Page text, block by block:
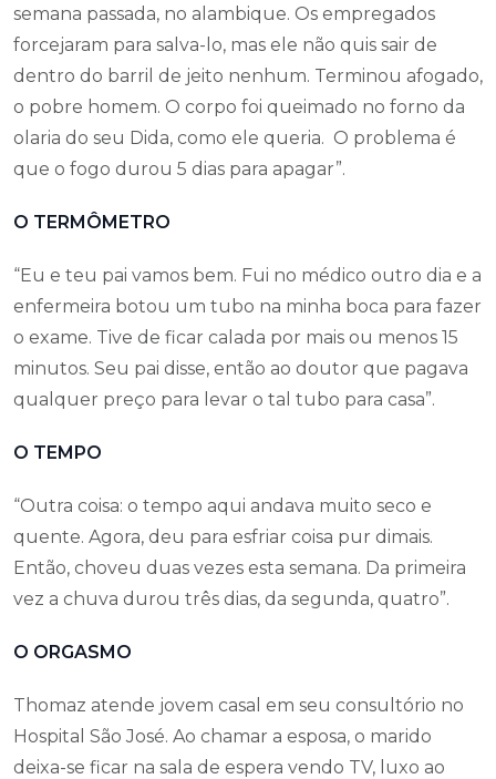
semana passada, no alambique. Os empregados
forcejaram para salva-lo, mas ele não quis sair de
dentro do barril de jeito nenhum. Terminou afogado,
o pobre homem. O corpo foi queimado no forno da
olaria do seu Dida, como ele queria. O problema é
que o fogo durou 5 dias para apagar”.
O TERMÔMETRO
“Eu e teu pai vamos bem. Fui no médico outro dia e a
enfermeira botou um tubo na minha boca para fazer
o exame. Tive de ficar calada por mais ou menos 15
minutos. Seu pai disse, então ao doutor que pagava
qualquer preço para levar o tal tubo para casa”.
O TEMPO
“Outra coisa: o tempo aqui andava muito seco e
quente. Agora, deu para esfriar coisa pur dimais.
Então, choveu duas vezes esta semana. Da primeira
vez a chuva durou três dias, da segunda, quatro”.
O ORGASMO
Thomaz atende jovem casal em seu consultório no
Hospital São José. Ao chamar a esposa, o marido
deixa-se ficar na sala de espera vendo TV, luxo ao